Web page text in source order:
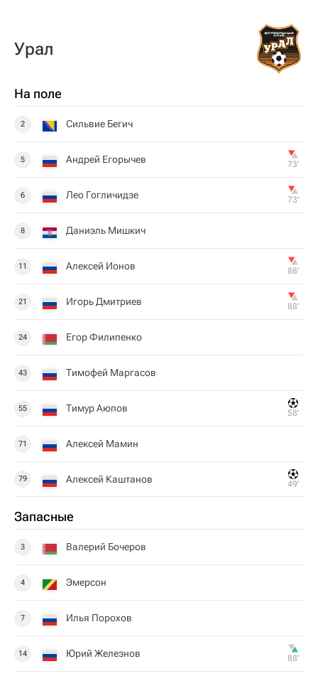
Урал
На поле
2 Сильвие Бегич
5 Андрей Егорычев 73‎’‎
6 Лео Гогличидзе 73‎’‎
8 Даниэль Мишкич
11 Алексей Ионов 88‎’‎
21 Игорь Дмитриев 88‎’‎
24 Егор Филипенко
43 Тимофей Маргасов
55 Тимур Аюпов 58‎’‎
71 Алексей Мамин
79 Алексей Каштанов 49‎’‎
Запасные
3 Валерий Бочеров
4 Эмерсон
7 Илья Порохов
14 Юрий Железнов 88‎’‎